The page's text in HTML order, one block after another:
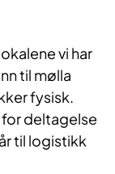
vi har
til mølla
fysisk.
deltagelse
til logistikk